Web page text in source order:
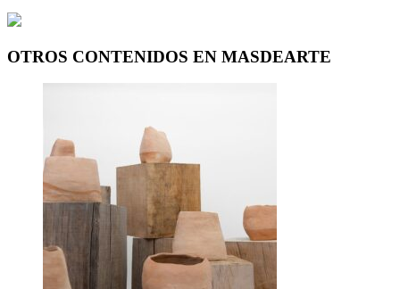
OTROS CONTENIDOS EN MASDEARTE